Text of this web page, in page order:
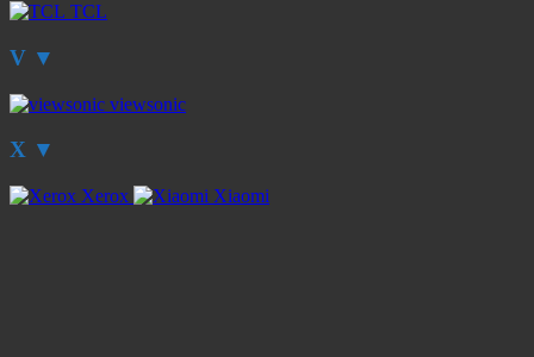
TCL
V ▼
viewsonic
X ▼
Xerox Xiaomi